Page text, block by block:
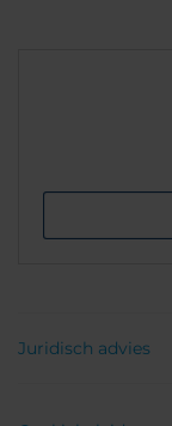
Juridisch advies